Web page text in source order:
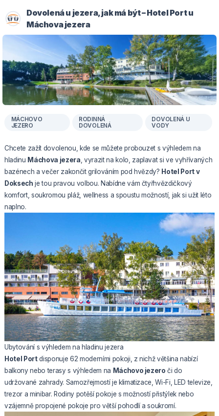
Dovolená u jezera, jak má být – Hotel Port u
Máchova jezera
MÁCHOVO
JEZERO
RODINNÁ
DOVOLENÁ
DOVOLENÁ U
VODY
Chcete zažít dovolenou, kde se můžete probouzet s výhledem na
hladinu Máchova jezera , vyrazit na kolo, zaplavat si ve vyhřívaných
bazénech a večer zakončit grilováním pod hvězdy? Hotel Port v
Doksech je tou pravou volbou. Nabídne vám čtyřhvězdičkový
komfort, soukromou pláž, wellness a spoustu možností, jak si užit léto
naplno.
Ubytování s výhledem na hladinu jezera
Hotel Portdisponuje 62 moderními pokoji, z nichž většina nabízí
balkony nebo terasy s výhledem na Máchovo jezero či do
udržované zahrady. Samozřejmostí je klimatizace, Wi-Fi, LED televize,
trezor a minibar. Rodiny potěší pokoje s možností přistýlek nebo
vzájemně propojené pokoje pro větší pohodlí a soukromí.